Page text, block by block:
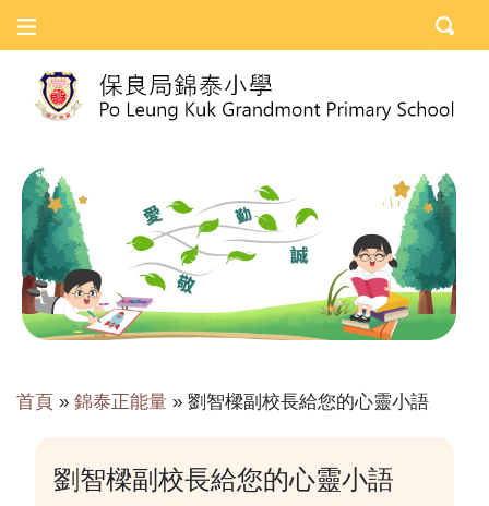
首頁 » 錦泰正能量 » 劉智樑副校長給您的心靈小語
劉智樑副校長給您的心靈小語